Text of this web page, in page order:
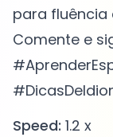
para fluência
Comente e
Speed: 1.2 x